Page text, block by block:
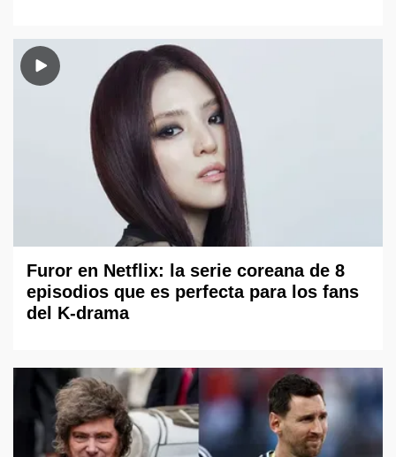
Furor en Netflix: la serie coreana de 8
episodios que es perfecta para los fans
del K-drama